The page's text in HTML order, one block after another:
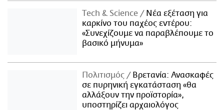
Τech & Science
Νέα εξέταση για
καρκίνο του παχέος εντέρου:
«Συνεχίζουμε να παραβλέπουμε το
βασικό μήνυμα»
Πολιτισμός
Βρετανία: Ανασκαφές
σε πυρηνική εγκατάσταση «θα
αλλάξουν την προϊστορία»,
υποστηρίζει αρχαιολόγος